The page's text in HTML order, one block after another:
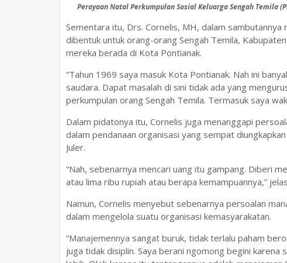
Perayaan Natal Perkumpulan Sosial Keluarga Sengah Temila
Sementara itu, Drs. Cornelis, MH, dalam
dibentuk untuk orang-orang Sengah Temila,
mereka berada di Kota Pontianak.
“Tahun 1969 saya masuk Kota Pontianak. Nah ini
saudara. Dapat masalah di sini tidak ada yang
perkumpulan orang Sengah Temila. Termasuk saya
Dalam pidatonya itu, Cornelis juga menanggapi
dalam pendanaan organisasi yang sempat
Juler.
“Nah, sebenarnya mencari uang itu gampang. Diberi
atau lima ribu rupiah atau berapa kemampuannya,”
Namun, Cornelis menyebut sebenarnya persoalan
dalam mengelola suatu organisasi kemasyarakatan.
“Manajemennya sangat buruk, tidak terlalu paham
juga tidak disiplin. Saya berani ngomong begini